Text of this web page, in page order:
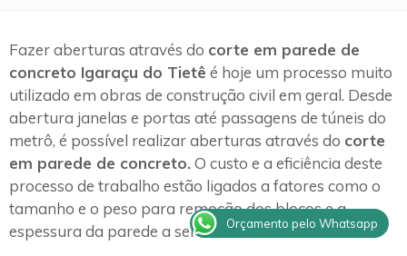
Fazer aberturas através do corte em parede de
concreto Igaraçu do Tietê é hoje um processo muito
utilizado em obras de construção civil em geral. Desde
abertura janelas e portas até passagens de túneis do
metrô, é possível realizar aberturas através do corte
em parede de concreto. O custo e a eficiência deste
processo de trabalho estão ligados a fatores como o
tamanho e o peso para remoção dos blocos e a
espessura da parede a ser cortada etc.Orçamento pelo Whatsapp